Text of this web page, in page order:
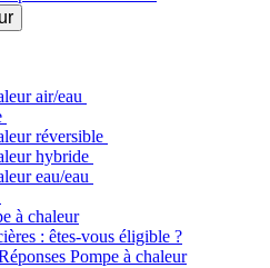
air/eau
réversible
hybride
eau/eau
à chaleur
: êtes-vous éligible ?
Pompe à chaleur